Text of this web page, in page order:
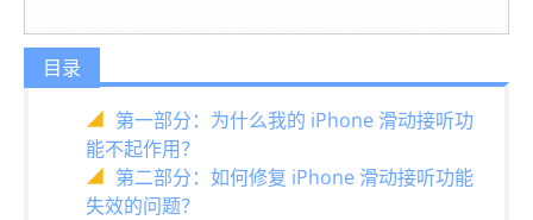
目录
第一部分：为什么我的 iPhone 滑动接听功
能不起作用？
第二部分：如何修复 iPhone 滑动接听功能
失效的问题？